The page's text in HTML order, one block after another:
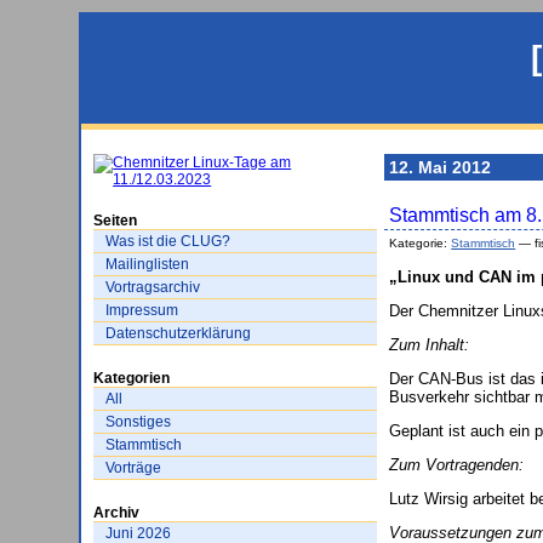
Seiten
Was ist die CLUG?
Mailinglisten
Vortragsarchiv
Impressum
Datenschutzerklärung
Kategorien
All
Sonstiges
Stammtisch
Vorträge
Archiv
Juni 2026
12. Mai 2012
Stammtisch am
Kategorie:Stammtisch —
„Linux und CAN im
Der Chemnitzer
Zum Inhalt:
Der CAN-Bus ist das
Busverkehr sichtbar
Geplant ist auch ein
Zum Vortragenden:
Lutz Wirsig arbeitet
Voraussetzungen